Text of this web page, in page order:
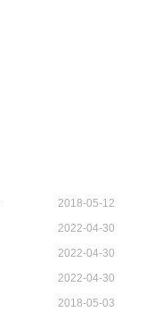
2018-05-12
2022-04-30
2022-04-30
2022-04-30
2018-05-03